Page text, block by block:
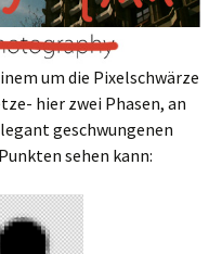
um die Pixelschwärze
hier zwei Phasen, an
geschwungenen
sehen kann: